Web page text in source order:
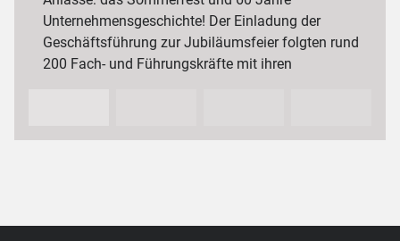
Unternehmensgeschichte! Der Einladung der
Geschäftsführung zur Jubiläumsfeier folgten rund
200 Fach- und Führungskräfte mit ihren